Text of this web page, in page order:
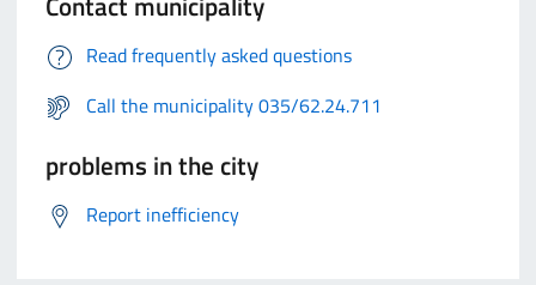
Read frequently asked questions
Call the municipality 035/62.24.711
problems in the city
Report inefficiency